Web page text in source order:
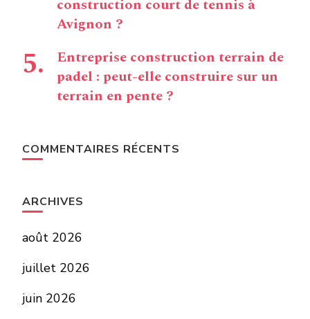
construction court de tennis à
Avignon ?
Entreprise construction terrain de
padel : peut-elle construire sur un
terrain en pente ?
COMMENTAIRES RÉCENTS
ARCHIVES
août 2026
juillet 2026
juin 2026